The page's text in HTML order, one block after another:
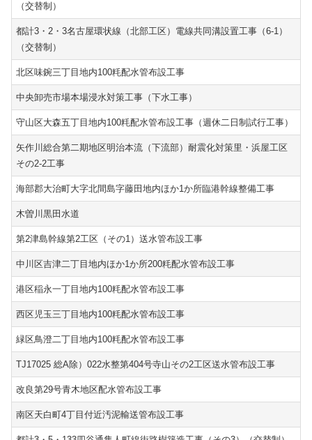
（交替制）
都計3・2・3名古屋環状線（北部工区）電線共同溝設置工事（6-1）
（交替制）
北区味鋺三丁目地内100粍配水管布設工事
中央卸売市場本場浸水対策工事（下水工事）
守山区大森五丁目地内100粍配水管布設工事（週休二日制試行工事）
矢作川総合第二期地区明治本流（下流部）耐震化対策里・浜屋工区
その2-2工事
海部郡大治町大字北間島字藤田地内ほか1か所臨港幹線整備工事
木曽川黒田水道
第2津島幹線第2工区（その1）送水管布設工事
中川区吉津二丁目地内ほか1か所200粍配水管布設工事
港区稲永一丁目地内100粍配水管布設工事
西区児玉三丁目地内100粍配水管布設工事
緑区鳥澄二丁目地内100粍配水管布設工事
TJ17025 総A除）022水整第404号寺山その2工区送水管布設工事
改良第29号青木地区配水管布設工事
南区天白町4丁目付近汚泥輸送管布設工事